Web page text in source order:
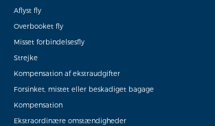
Aflyst fly
Overbooket fly
Misset forbindelsesfly
Strejke
Kompensation af ekstraudgifter
Forsinket, mistet eller beskadiget bagage
Kompensation
Ekstraordinære omstændigheder